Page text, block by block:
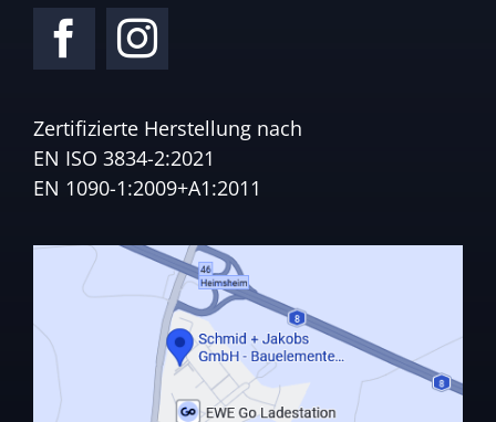
Zertifizierte Herstellung nach
EN ISO 3834-2:2021
EN 1090-1:2009+A1:2011